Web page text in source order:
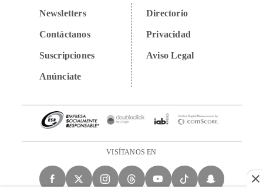
Newsletters
Contáctanos
Suscripciones
Anúnciate
Directorio
Privacidad
Aviso Legal
VISÍTANOS EN